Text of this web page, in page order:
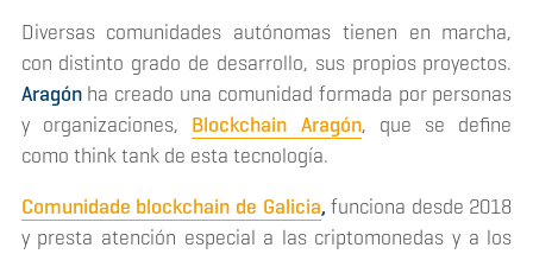
Diversas comunidades autónomas tienen en marcha,
con distinto grado de desarrollo, sus propios proyectos.
Aragón ha creado una comunidad formada por personas
y organizaciones, Blockchain Aragón, que se define
como think tankde esta tecnología.
Comunidade blockchain de Galicia, funciona desde 2018
y presta atención especial a las criptomonedas y a los